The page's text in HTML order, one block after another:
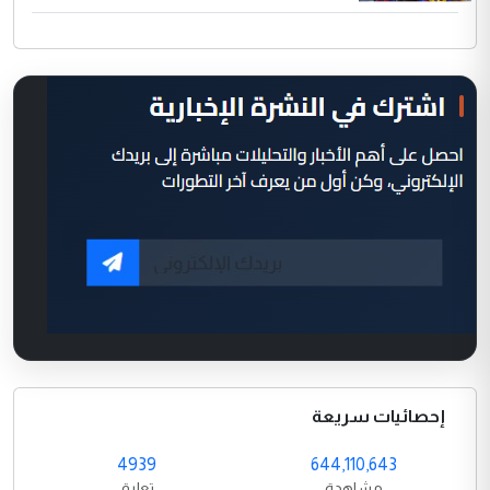
إحصائيات سريعة
644,110,643
4939